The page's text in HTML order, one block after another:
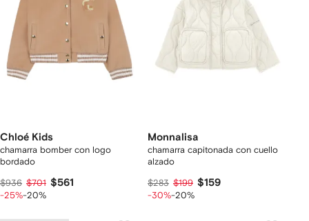
Chloé Kids
chamarra bomber con logo
bordado
$936 $701 $561
-25%-20%
Monnalisa
chamarra capitonada con cuello
alzado
$283 $199 $159
-30%-20%